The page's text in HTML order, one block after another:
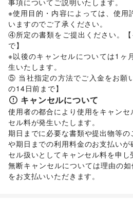
イベント企画・運営/その他ビジ
事項についてご説明いたします。
※使用目的・内容によっては、使用
いますのでご了承ください。
④所定の書類をご提出ください。
で】
※以後のキャンセルについては1ヶ
生いたします。
⑤ 当社指定の方法でご入金をお願
の14日前まで】
キャンセルについて
使用者の都合により使用をキャン
セル料が発生いたします。
期日までに必要な書類や提出物等
や期日までの利用料金のお支払い
セル扱いとしてキャンセル料を申し
無断キャンセルについては理由の
をお支払いいただきます。